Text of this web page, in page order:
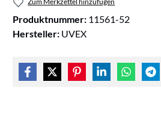
Produktnummer: 11561-52
Hersteller: UVEX